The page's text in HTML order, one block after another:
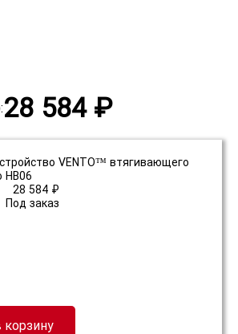
28 584 ₽
VENTO™ втягивающего
HB06
28 584 ₽
Под заказ